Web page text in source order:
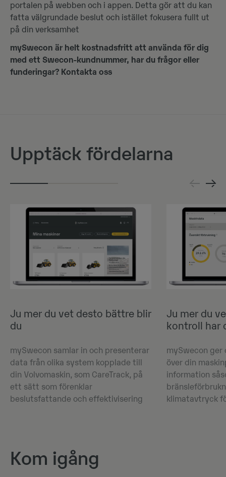
portalen på webben och i appen. Detta gör att du kan
fatta välgrundade beslut och istället fokusera fullt ut
på din verksamhet
mySwecon är helt kostnadsfritt att använda för dig
med ett Swecon-kundnummer, har du frågor eller
funderingar? Kontakta oss
Upptäck fördelarna
Ju mer du vet desto bättre blir
du
mySwecon samlar in och presenterar
data från olika system kopplade till
din Volvomaskin, som CareTrack, på
ett sätt som förenklar
beslutsfattande och effektivisering
Ju mer du
kontroll har
mySwecon ger
över din
information
klimatavtryck
Kom igång